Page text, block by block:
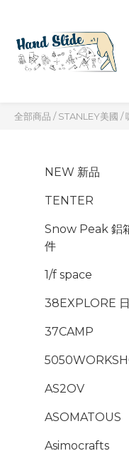
全部商品 /STANLEY美國 /
NEW 新品
TENTER
Snow Peak 鋁
件
1/f space
38EXPLORE
37CAMP
AS2OV
ASOMATOUS
Asimocrafts